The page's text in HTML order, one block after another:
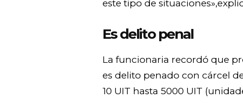
este tipo de
Es delito penal
La funcionaria recordó que
es delito penado con cárcel
10 UIT hasta 5000 UIT